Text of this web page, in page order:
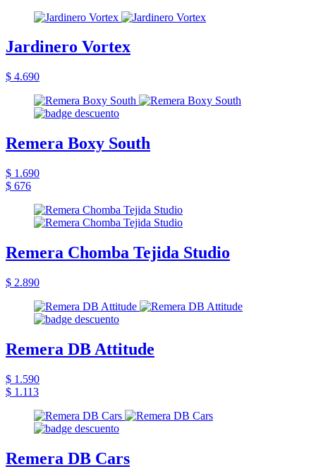
Jardinero Vortex
$ 4.690
Remera Boxy South
$ 1.690
$ 676
Remera Chomba Tejida Studio
$ 2.890
Remera DB Attitude
$ 1.590
$ 1.113
Remera DB Cars